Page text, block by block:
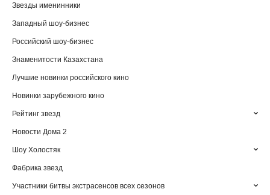
Звезды именинники
Западный шоу-бизнес
Российский шоу-бизнес
Знаменитости Казахстана
Лучшие новинки российского кино
Новинки зарубежного кино
Рейтинг звезд
Новости Дома 2
Шоу Холостяк
Фабрика звезд
Участники битвы экстрасенсов всех сезонов